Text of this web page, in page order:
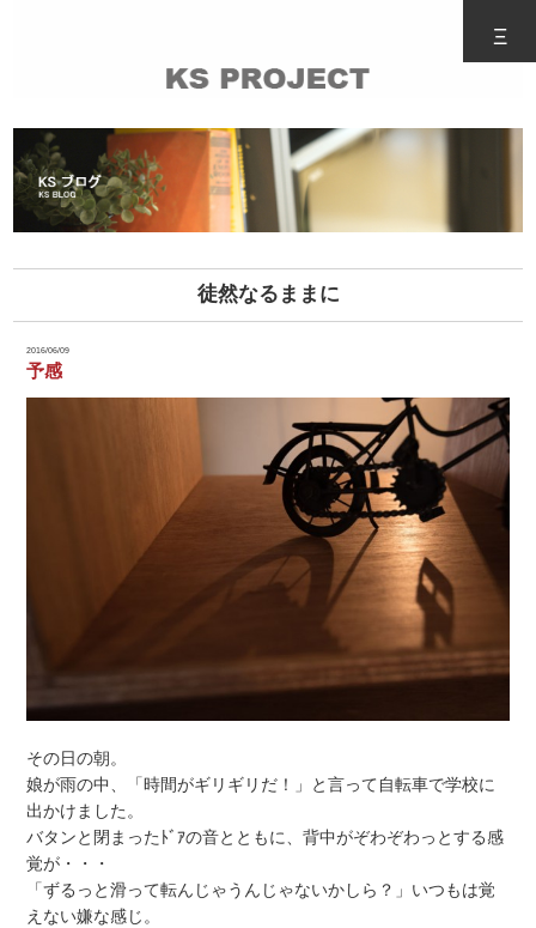
Ξ
徒然なるままに
2016/06/09
予感
その日の朝。
娘が雨の中、「時間がギリギリだ！」と言って自転車で学校に
出かけました。
バタンと閉まったﾄﾞｱの音とともに、背中がぞわぞわっとする感
覚が・・・
「ずるっと滑って転んじゃうんじゃないかしら？」いつもは覚
えない嫌な感じ。